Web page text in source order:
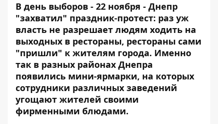
В день выборов - 22 ноября - Днепр
"захватил" праздник-протест: раз уж
власть не разрешает людям ходить на
выходных в рестораны, рестораны сами
"пришли" к жителям города. Именно
так в разных районах Днепра
появились мини-ярмарки, на которых
сотрудники различных заведений
угощают жителей своими
фирменными блюдами.